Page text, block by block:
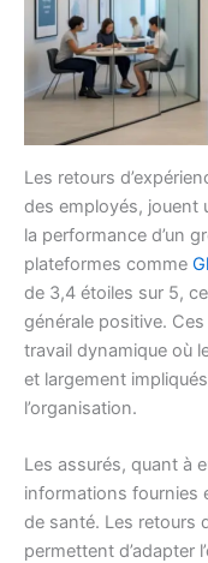
Les retours
des employés, jouent
la performance d’un
plateformes comme
de 3,4 étoiles sur 5,
générale positive.
travail dynamique où
et largement
l’organisation.
Les assurés, quant à
informations fournies
de santé. Les retours
permettent d’adapter